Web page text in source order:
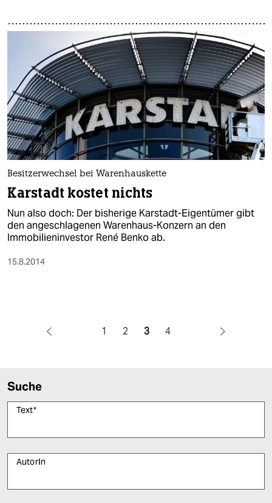
Besitzerwechsel bei Warenhauskette
Karstadt kostet nichts
Nun also doch: Der bisherige Karstadt-Eigentümer gibt
den angeschlagenen Warenhaus-Konzern an den
Immobilieninvestor René Benko ab.
15.8.2014
1 2 3 4
Suche
Text*
AutorIn